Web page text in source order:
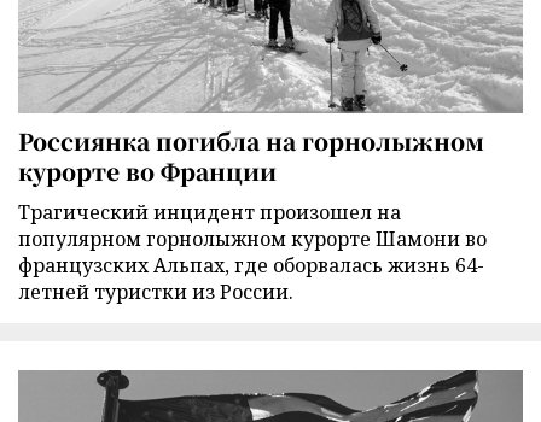
Россиянка погибла на горнолыжном
курорте во Франции
Трагический инцидент произошел на
популярном горнолыжном курорте Шамони во
французских Альпах, где оборвалась жизнь 64-
летней туристки из России.